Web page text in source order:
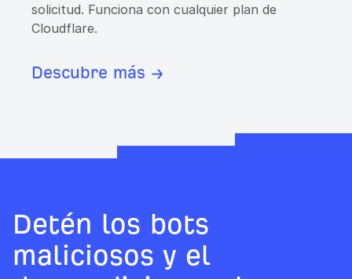
solicitud. Funciona con cualquier plan de
Cloudflare.
Descubre más →
Detén los bots
maliciosos y el